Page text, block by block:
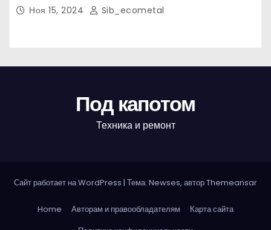
Ноя 15, 2024 Sib_ecometal
Под капотом
Техника и ремонт
Сайт работает на WordPress | Тема: Newses, авторThemeansar
Home Авторам и правообладателям
Карта сайта